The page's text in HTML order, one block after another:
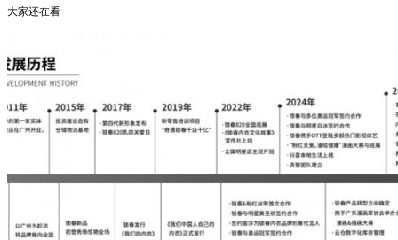
大家还在看